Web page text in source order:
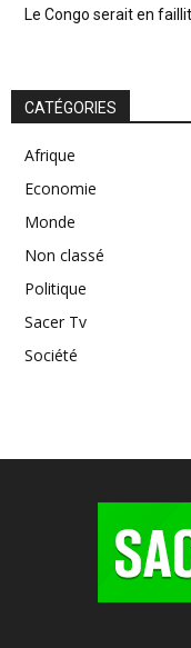
Le Congo serait en
CATÉGORIES
Afrique
Economie
Monde
Non classé
Politique
Sacer Tv
Société